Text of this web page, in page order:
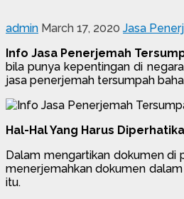
admin March 17, 2020 Jasa
Info Jasa Penerjemah
bila punya kepentingan di
jasa penerjemah tersumpah
Hal-Hal Yang Harus
Dalam mengartikan dokumen di
menerjemahkan dokumen
itu.